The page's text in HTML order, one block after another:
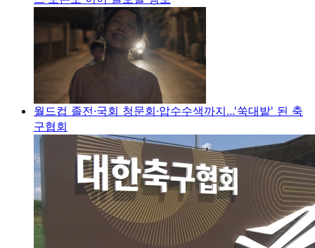
월드컵 졸전·국회 청문회·압수수색까지...'쑥대밭' 된 축
구협회